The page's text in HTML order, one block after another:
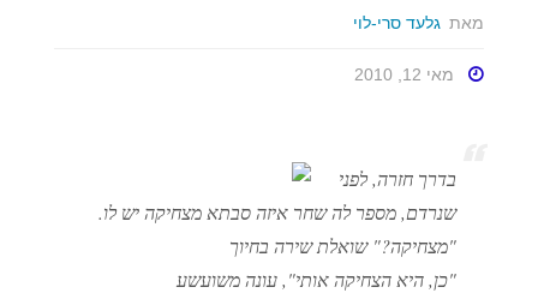
מאת גלעד סרי-לוי
מאי 12, 2010
בדרך חזרה, לפני
שנרדם, מספר לה שחר איזה סבתא מצחיקה יש לו.
"מצחיקה?" שואלת שירה בחיוך
"כן, היא הצחיקה אותי", עונה משועשע